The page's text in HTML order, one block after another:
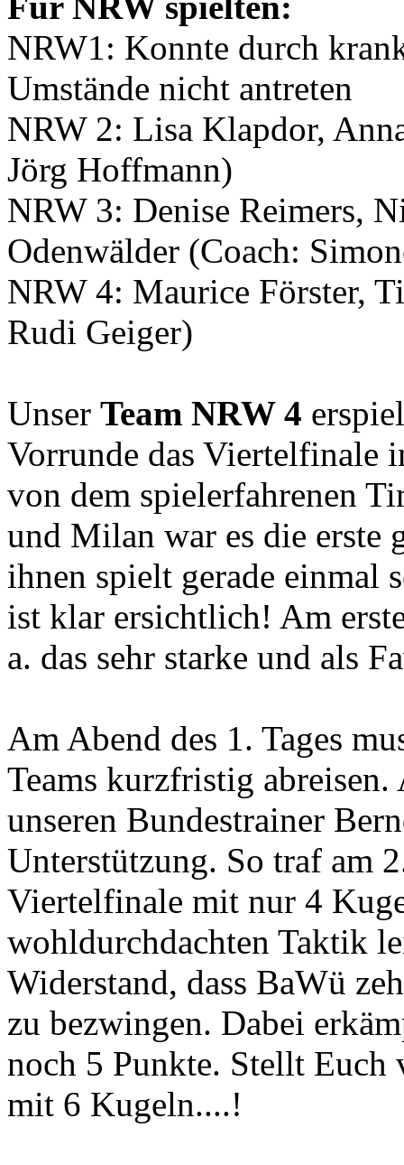
NRW1: Konnte durch
Umstände nicht antreten
NRW 2: Lisa Klapdor,
Jörg Hoffmann)
NRW 3: Denise Reimers,
Odenwälder (Coach:
NRW 4: Maurice Förster,
Rudi Geiger)
Unser Team NRW 4
Vorrunde das Viertelfinale
von dem spielerfahrenen
und Milan war es die erste
ihnen spielt gerade einmal
ist klar ersichtlich! Am
a. das sehr starke und als
Am Abend des 1. Tages
Teams kurzfristig
unseren Bundestrainer
Unterstützung. So traf am
Viertelfinale mit nur 4
wohldurchdachten Taktik
Widerstand, dass BaWü
zu bezwingen. Dabei
noch 5 Punkte. Stellt Euch
mit 6 Kugeln....!